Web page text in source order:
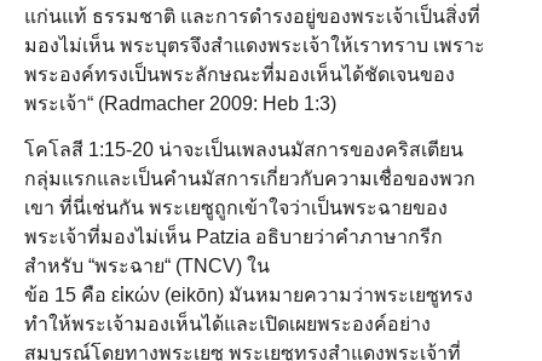
แก่นแท้ ธรรมชาติ และการดำรงอยู่ของพระเจ้าเป็นสิ่งที่
มองไม่เห็น พระบุตรจึงสำแดงพระเจ้าให้เราทราบ เพราะ
พระองค์ทรงเป็นพระลักษณะที่มองเห็นได้ชัดเจนของ
พระเจ้า“ (Radmacher 2009: Heb 1:3)
โคโลสี 1:15-20 น่าจะเป็นเพลงนมัสการของคริสเตียน
กลุ่มแรกและเป็นคำนมัสการเกี่ยวกับความเชื่อของพวก
เขา ที่นี่เช่นกัน พระเยซูถูกเข้าใจว่าเป็นพระฉายของ
พระเจ้าที่มองไม่เห็น Patzia อธิบายว่าคำภาษากรีก
สำหรับ “พระฉาย“ (TNCV) ใน
ข้อ 15 คือ εἰκών (eikōn) มันหมายความว่าพระเยซูทรง
ทำให้พระเจ้ามองเห็นได้และเปิดเผยพระองค์อย่าง
สมบูรณ์โดยทางพระเยซู พระเยซูทรงสำแดงพระเจ้าที่